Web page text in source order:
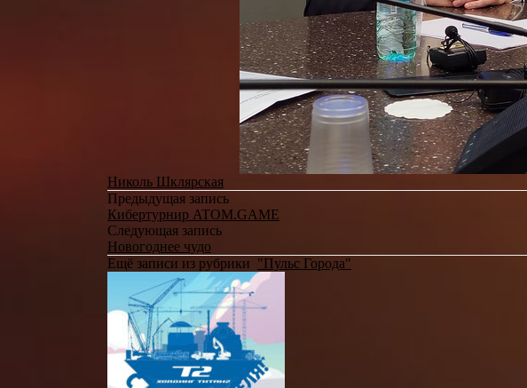
Николь Шклярская
Предыдущая запись
Кибертурнир ATOM.GAME
Следующая запись
Новогоднее чудо
Ещё записи из рубрики "Пульс Города"